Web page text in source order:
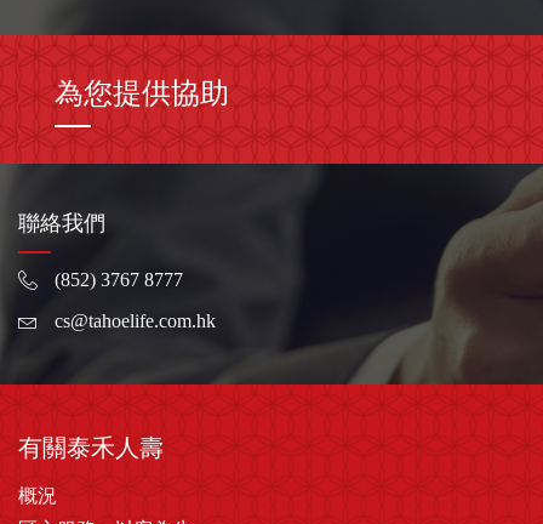
為您提供協助
聯絡我們
(852) 3767 8777
cs@tahoelife.com.hk
有關泰禾人壽
概況